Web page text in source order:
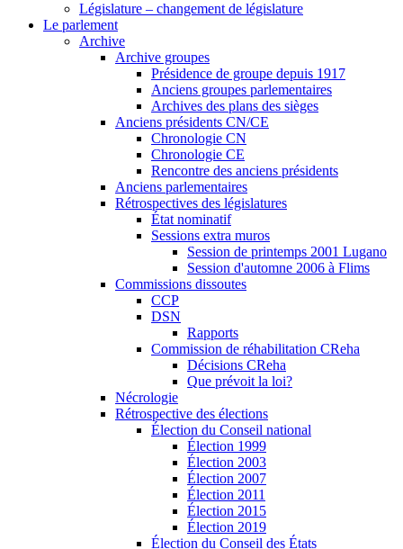
Législature – changement de législature
Le parlement
Archive
Archive groupes
Présidence de groupe depuis 1917
Anciens groupes parlementaires
Archives des plans des sièges
Anciens présidents CN/CE
Chronologie CN
Chronologie CE
Rencontre des anciens présidents
Anciens parlementaires
Rétrospectives des législatures
État nominatif
Sessions extra muros
Session de printemps 2001 Lugano
Session d'automne 2006 à Flims
Commissions dissoutes
CCP
DSN
Rapports
Commission de réhabilitation CReha
Décisions CReha
Que prévoit la loi?
Nécrologie
Rétrospective des élections
Élection du Conseil national
Élection 1999
Élection 2003
Élection 2007
Élection 2011
Élection 2015
Élection 2019
Élection du Conseil des États